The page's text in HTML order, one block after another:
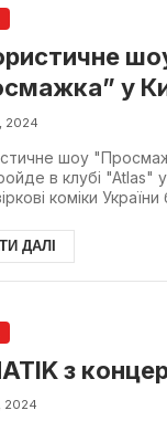
у
2024
шоу
в клубі "Atlas"
коміки
ДАЛІ
з
2024